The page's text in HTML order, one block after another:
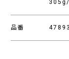
品番 47893